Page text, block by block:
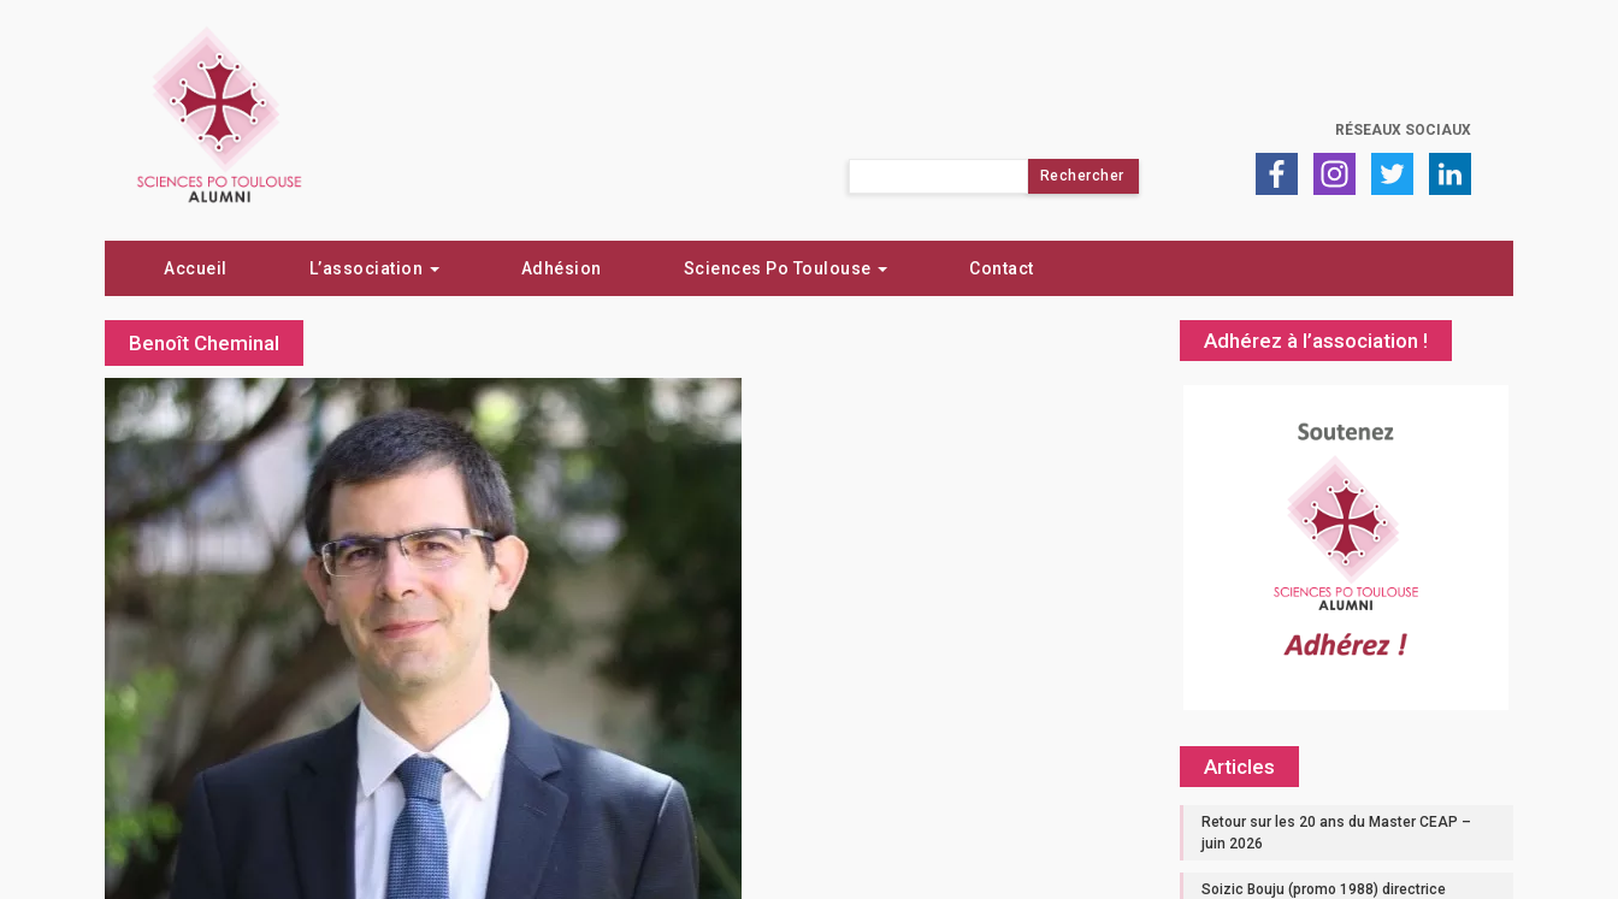
RÉSEAUX SOCIAUX
Accueil L’association Adhésion Sciences Po Toulouse Contact
Benoît Cheminal Adhérez à l’association !
Articles
Retour sur les 20 ans du Master CEAP –
juin 2026
Soizic Bouju (promo 1988) directrice